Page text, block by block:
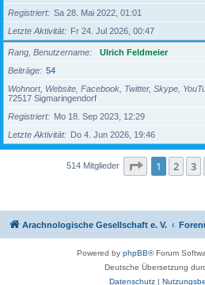
Registriert
Sa 28. Mai 2022, 01:01
Letzte Aktivität
Fr 24. Jul 2026, 00:47
Rang, Benutzername
Ulrich Feldmeier
Beiträge
54
Wohnort, Website, Facebook, Twitter, Skype,
72517 Sigmaringendorf
Registriert
Mo 18. Sep 2023, 12:29
Letzte Aktivität
Do 4. Jun 2026, 19:46
514 Mitglieder Seite 1von
1 2 3
Arachnologische Gesellschaft e. V.
Powered by phpBB® Forum
Deutsche Übersetzung
Datenschutz|